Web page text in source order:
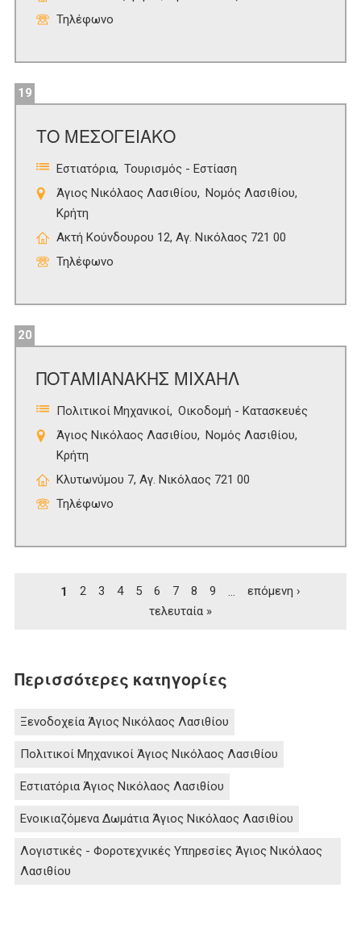
Τηλέφωνο
19
ΤΟ ΜΕΣΟΓΕΙΑΚΟ
Εστιατόρια Τουρισμός - Εστίαση
Άγιος Νικόλαος Λασιθίου
Νομός Λασιθίου
Κρήτη
Ακτή Κούνδουρου 12, Αγ. Νικόλαος 721 00
Τηλέφωνο
20
ΠΟΤΑΜΙΑΝΑΚΗΣ ΜΙΧΑΗΛ
Πολιτικοί Μηχανικοί Οικοδομή - Κατασκευές
Άγιος Νικόλαος Λασιθίου
Νομός Λασιθίου
Κρήτη
Κλυτωνύμου 7, Αγ. Νικόλαος 721 00
Τηλέφωνο
1 2 3 4 5 6 7 8 9
επόμενη ›
τελευταία »
Περισσότερες κατηγορίες
Ξενοδοχεία Άγιος Νικόλαος Λασιθίου
Πολιτικοί Μηχανικοί Άγιος Νικόλαος Λασιθίου
Εστιατόρια Άγιος Νικόλαος Λασιθίου
Ενοικιαζόμενα Δωμάτια Άγιος Νικόλαος Λασιθίου
Λογιστικές - Φοροτεχνικές Υπηρεσίες Άγιος Νικόλαος
Λασιθίου